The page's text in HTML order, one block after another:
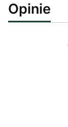
Opinie